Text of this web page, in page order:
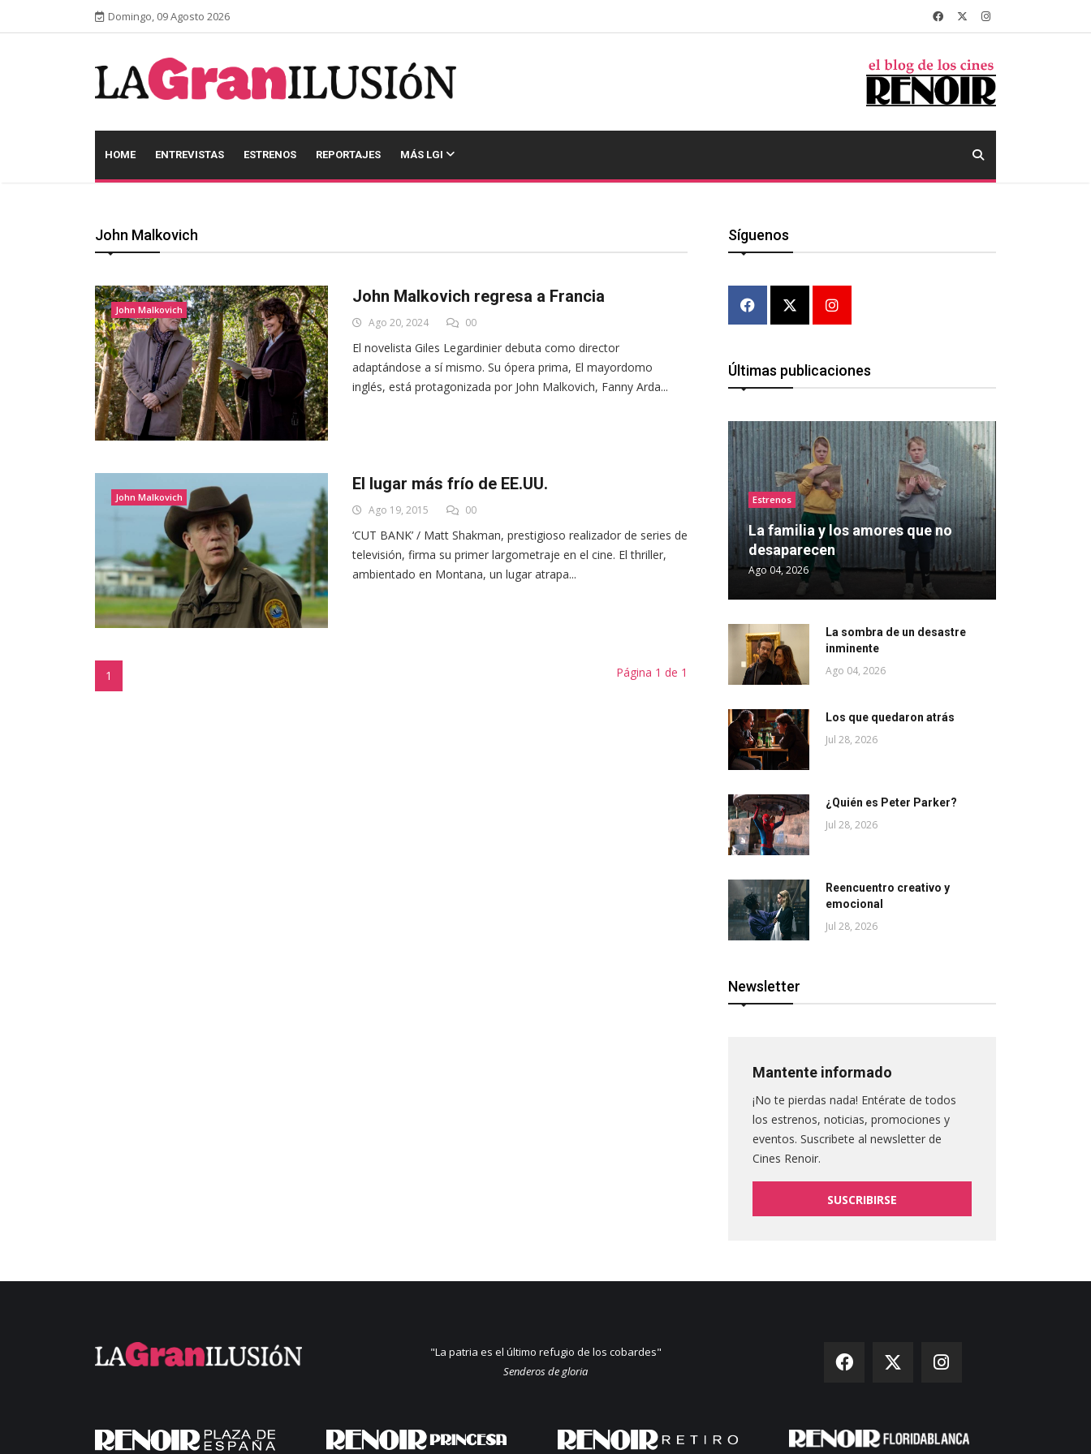
Domingo, 09 Agosto 2026
HOME ENTREVISTAS ESTRENOS REPORTAJES MÁS LGI
John Malkovich
John Malkovich
John Malkovich regresa a Francia
Ago 20, 2024 00
El novelista Giles Legardinier debuta como director
adaptándose a sí mismo. Su ópera prima, El mayordomo
inglés, está protagonizada por John Malkovich, Fanny Arda...
John Malkovich
El lugar más frío de EE.UU.
Ago 19, 2015 00
‘CUT BANK’ / Matt Shakman, prestigioso realizador de series de
televisión, firma su primer largometraje en el cine. El thriller,
ambientado en Montana, un lugar atrapa...
1 Página 1 de 1
Síguenos
Últimas publicaciones
Estrenos
La familia y los amores que no
desaparecen
Ago 04, 2026
La sombra de un desastre
inminente
Ago 04, 2026
Los que quedaron atrás
Jul 28, 2026
¿Quién es Peter Parker?
Jul 28, 2026
Reencuentro creativo y
emocional
Jul 28, 2026
Newsletter
Mantente informado
¡No te pierdas nada! Entérate de todos
los estrenos, noticias, promociones y
eventos. Suscribete al newsletter de
Cines Renoir.
SUSCRIBIRSE
"La patria es el último refugio de los cobardes"
Senderos de gloria